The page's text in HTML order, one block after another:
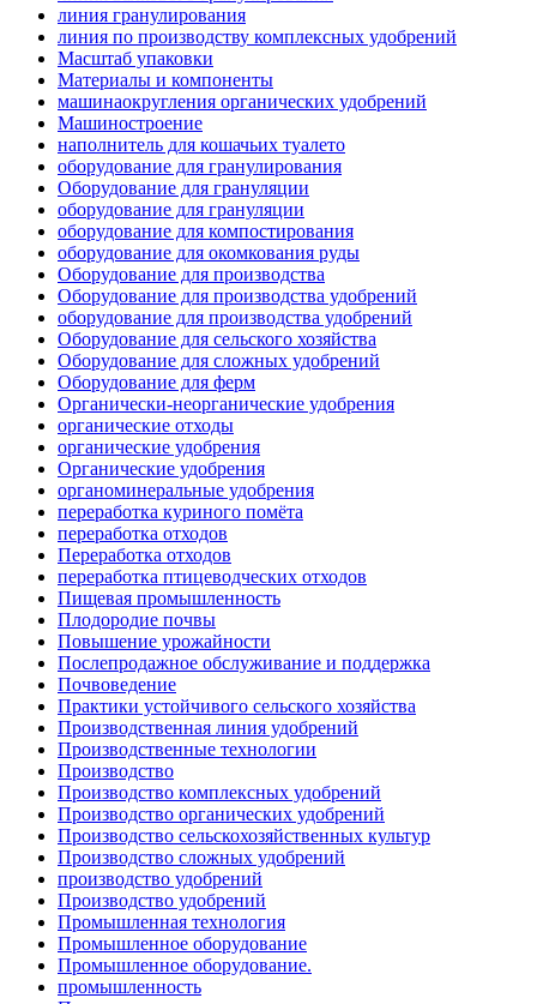
линия гранулирования
линия по производству комплексных удобрений
Масштаб упаковки
Материалы и компоненты
машинаокругления органических удобрений
Машиностроение
наполнитель для кошачьих туалето
оборудование для гранулирования
Оборудование для грануляции
оборудование для грануляции
оборудование для компостирования
оборудование для окомкования руды
Оборудование для производства
Оборудование для производства удобрений
оборудование для производства удобрений
Оборудование для сельского хозяйства
Оборудование для сложных удобрений
Оборудование для ферм
Органически-неорганические удобрения
органические отходы
органические удобрения
Органические удобрения
органоминеральные удобрения
переработка куриного помёта
переработка отходов
Переработка отходов
переработка птицеводческих отходов
Пищевая промышленность
Плодородие почвы
Повышение урожайности
Послепродажное обслуживание и поддержка
Почвоведение
Практики устойчивого сельского хозяйства
Производственная линия удобрений
Производственные технологии
Производство
Производство комплексных удобрений
Производство органических удобрений
Производство сельскохозяйственных культур
Производство сложных удобрений
производство удобрений
Производство удобрений
Промышленная технология
Промышленное оборудование
Промышленное оборудование.
промышленность